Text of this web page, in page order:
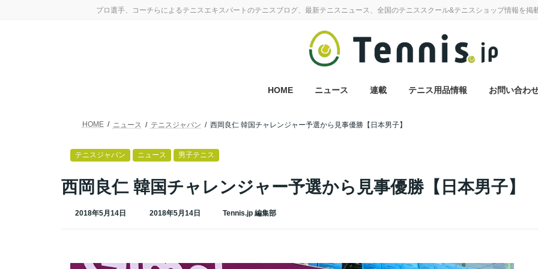
プロ選手、コーチらによるテニスエキスパートのテニスブログ、最新テニスニュース、全国のテニススクール&テニスショップ情報を掲
HOME ニュース 連載 テニス用品情報 お問い合わ
テニスジャパン ニュース 男子テニス
西岡良仁 韓国チャレンジャー予選から見事優勝【日本男子】
2018年5月14日
最
2018年5月14日 Tennis.jp 編集部
HOME ニュース テニスジャパン 西岡良仁 韓国チャレンジャー予選から見事優勝【日本男子】